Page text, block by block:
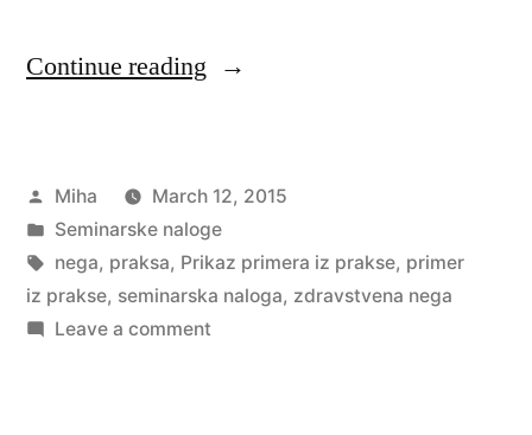
Continue reading “Prikaz
prakse”
Posted
by
Miha
March 12, 2015
Posted
in
Seminarske naloge
Tags:
nega, praksa, Prikaz primera iz prakse, primer
iz prakse, seminarska naloga, zdravstvena nega
Leave a commenton